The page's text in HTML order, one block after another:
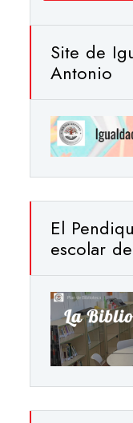
Site de
Antonio
El
escolar